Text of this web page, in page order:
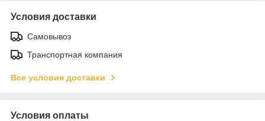
Условия доставки
Самовывоз
Транспортная компания
Все условия доставки
Условия оплаты